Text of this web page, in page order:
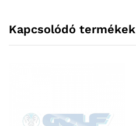
Kapcsolódó termékek